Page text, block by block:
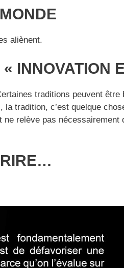
aliènent.
INNOVATION
traditions peuvent
tradition, c’est quelque
relève pas